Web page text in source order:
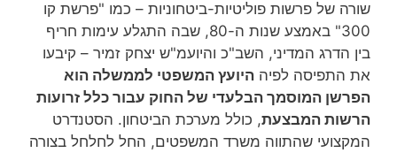
שורה של פרשות פוליטיות-ביטחוניות – כמו "פרשת קו
300" באמצע שנות ה-80, שבה התגלע עימות חריף
בין הדרג המדיני, השב"כ והיועמ"ש יצחק זמיר – קיבעו
את התפיסה לפיה היועץ המשפטי לממשלה הוא
הפרשן המוסמך הבלעדי של החוק עבור כלל זרועות
הרשות המבצעת, כולל מערכת הביטחון. הסטנדרט
המקצועי שהתווה משרד המשפטים, החל לחלחל בצורה